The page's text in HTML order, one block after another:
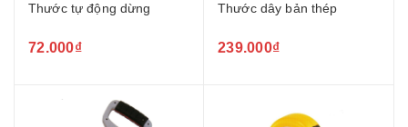
Thước tự động dừng
72.000₫
Thước dây bản thép
239.000₫